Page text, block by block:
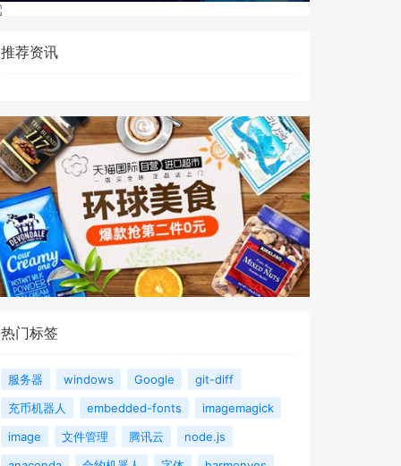
推荐资讯
热门标签
服务器 windows Google
git-diff
充币机器人
embedded-fonts
imagemagick
image
文件管理 腾讯云
node.js